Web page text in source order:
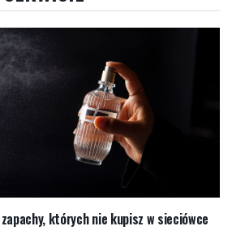
których nie kupisz w sieciówce